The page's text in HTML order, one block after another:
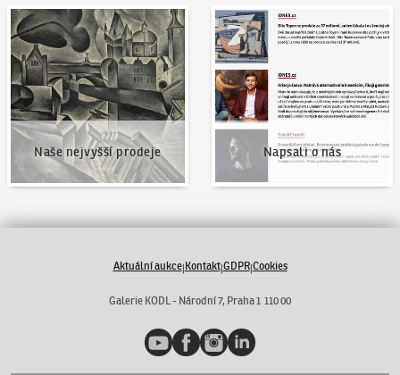
Naše nejvyšší prodeje
Naše nejvyšší prodeje
Napsali o nás
Napsali o nás
Aktuální aukce|Kontakt|GDPR|Cookies
Galerie KODL - Národní 7, Praha 1 110 00
YouTubeFacebookInstagramLinkedIn